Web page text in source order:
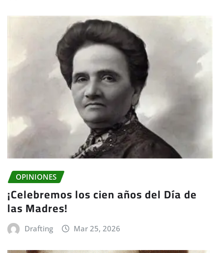
OPINIONES
¡Celebremos los cien años del Día de
las Madres!
Drafting Mar 25, 2026